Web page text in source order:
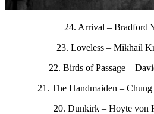
24. Arrival – Bradford
23. Loveless – Mikhail
22. Birds of Passage –
21. The Handmaiden –
20. Dunkirk – Hoyte von